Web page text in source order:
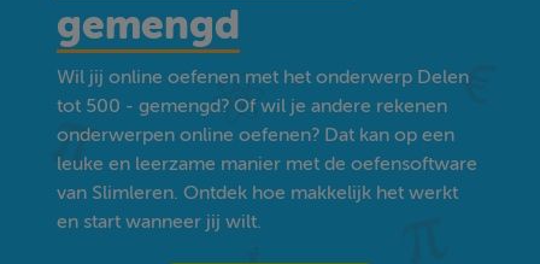
gemengd
Wil jij online oefenen met het onderwerp Delen
tot 500 - gemengd? Of wil je andere rekenen
onderwerpen online oefenen? Dat kan op een
leuke en leerzame manier met de oefensoftware
van Slimleren. Ontdek hoe makkelijk het werkt
en start wanneer jij wilt.